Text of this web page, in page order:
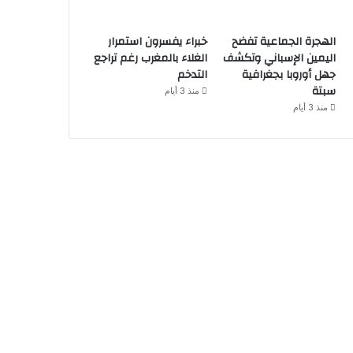
الهجرة الجماعية تفضح
اليمين الإسباني وتكشف
جهل أوروبا بجغرافية
سبتة
منذ 3 أيام
خبراء يفسرون استمرار
الغلاء بالمغرب رغم تراجع
التدخم
منذ 3 أيام